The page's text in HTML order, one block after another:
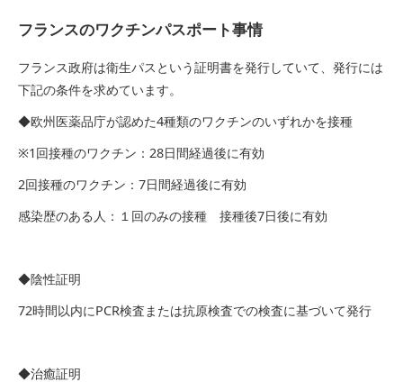
フランスのワクチンパスポート事情
フランス政府は衛生パスという証明書を発行していて、発行には
下記の条件を求めています。
◆欧州医薬品庁が認めた4種類のワクチンのいずれかを接種
※1回接種のワクチン：28日間経過後に有効
2回接種のワクチン：7日間経過後に有効
感染歴のある人：１回のみの接種 接種後7日後に有効
◆陰性証明
72時間以内にPCR検査または抗原検査での検査に基づいて発行
◆治癒証明